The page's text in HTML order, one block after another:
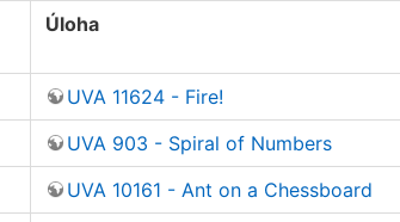
Úloha
UVA 11624 - Fire!
UVA 903 - Spiral of Numbers
UVA 10161 - Ant on a Chessboard